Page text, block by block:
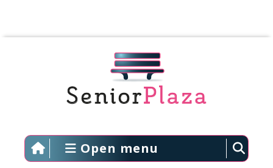
Open menu